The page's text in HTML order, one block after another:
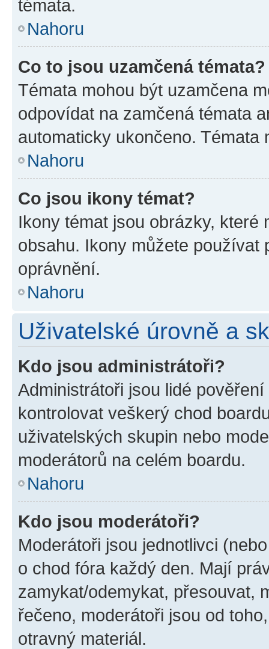
témata.
Nahoru
Co to jsou uzamčená témata?
Témata mohou být uzamčena
odpovídat na zamčená témata
automaticky ukončeno.
Nahoru
Co jsou ikony témat?
Ikony témat jsou obrázky,
obsahu. Ikony můžete používat
oprávnění.
Nahoru
Uživatelské úrovně a
Kdo jsou administrátoři?
Administrátoři jsou lidé
kontrolovat veškerý chod
uživatelských skupin nebo
moderátorů na celém boardu.
Nahoru
Kdo jsou moderátoři?
Moderátoři jsou jednotlivci
o chod fóra každý den. Mají
zamykat/odemykat, přesouvat,
řečeno, moderátoři jsou od
otravný materiál.